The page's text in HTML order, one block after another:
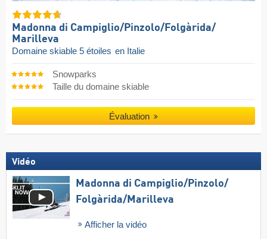
Madonna di Campiglio/​Pinzolo/​Folgàrida/​
Marilleva
Domaine skiable 5 étoiles en Italie
Snowparks
Taille du domaine skiable
Évaluation
Vidéo
Madonna di Campiglio/​Pinzolo/​
Folgàrida/​Marilleva
Afficher la vidéo